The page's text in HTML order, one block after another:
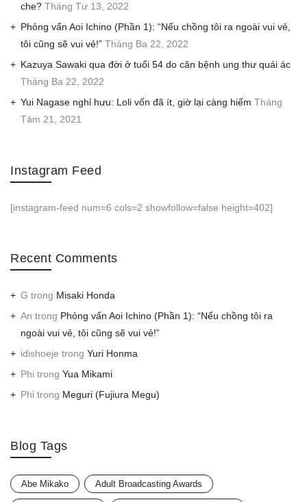
che? Tháng Tư 13, 2022
Phỏng vấn Aoi Ichino (Phần 1): “Nếu chồng tôi ra ngoài vui vẻ,
tôi cũng sẽ vui vẻ!” Tháng Ba 22, 2022
Kazuya Sawaki qua đời ở tuổi 54 do căn bệnh ung thư quái ác
Tháng Ba 22, 2022
Yui Nagase nghỉ hưu: Loli vốn đã ít, giờ lại càng hiếm Tháng
Tám 21, 2021
Instagram Feed
[instagram-feed num=6 cols=2 showfollow=false height=402]
Recent Comments
G trong Misaki Honda
An trong Phỏng vấn Aoi Ichino (Phần 1): “Nếu chồng tôi ra
ngoài vui vẻ, tôi cũng sẽ vui vẻ!”
idishoeje trong Yuri Honma
Phi trong Yua Mikami
Phi trong Meguri (Fujiura Megu)
Blog Tags
Abe Mikako Adult Broadcasting Awards